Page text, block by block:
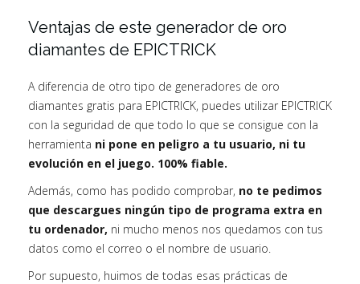
Ventajas de este generador de oro
diamantes de EPICTRICK
A diferencia de otro tipo de generadores de oro
diamantes gratis para EPICTRICK, puedes utilizar EPICTRICK
con la seguridad de que todo lo que se consigue con la
herramienta ni pone en peligro a tu usuario, ni tu
evolución en el juego. 100% fiable.
Además, como has podido comprobar, no te pedimos
que descargues ningún tipo de programa extra en
tu ordenador, ni mucho menos nos quedamos con tus
datos como el correo o el nombre de usuario.
Por supuesto, huimos de todas esas prácticas de